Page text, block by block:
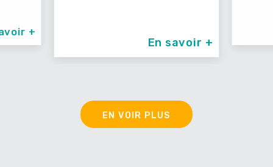
+
En savoir +
EN VOIR PLUS